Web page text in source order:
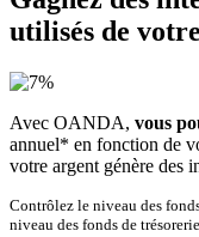
utilisés de
Avec OANDA, vous
annuel* en fonction de
votre argent génère des
Contrôlez le niveau des
niveau des fonds de